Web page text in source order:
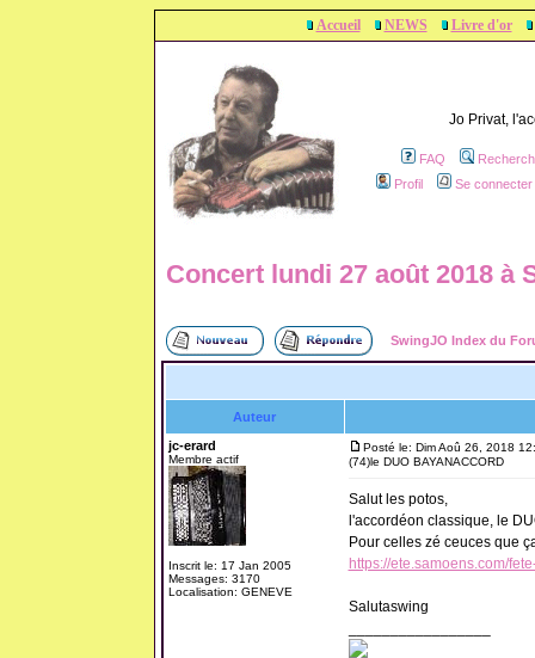
Accueil NEWS Livre d'or
Jo Privat,
FAQ
Profil
Se
Concert lundi 27 août 2018 à
SwingJO Index du
Auteur
jc-erard
Membre actif
Inscrit le: 17 Jan 2005
Messages: 3170
Localisation: GENEVE
Posté le: Dim Aoû 26, 2018
(74)le DUO BAYANACCORD
Salut les potos,
l'accordéon classique, le
Pour celles zé ceuces que
https://ete.samoens.com/
Salutaswing